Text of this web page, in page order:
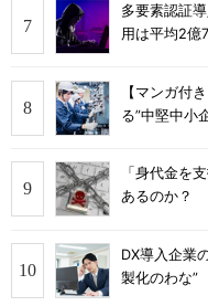
多要素認証
用は平均2億
【マンガ付
る”中堅中小
「身代金を
あるのか？
DX導入企業
製化のわな”